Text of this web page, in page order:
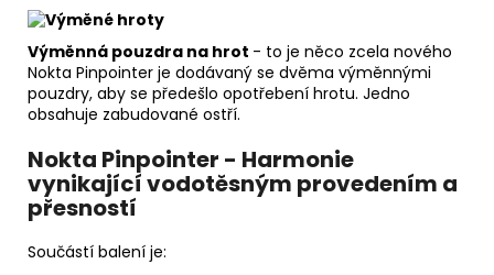
Výměnná pouzdra na hrot - to je něco zcela nového
Nokta Pinpointer je dodávaný se dvěma výměnnými
pouzdry, aby se předešlo opotřebení hrotu. Jedno
obsahuje zabudované ostří.
Nokta Pinpointer - Harmonie
vynikající vodotěsným provedením a
přesností
Součástí balení je: